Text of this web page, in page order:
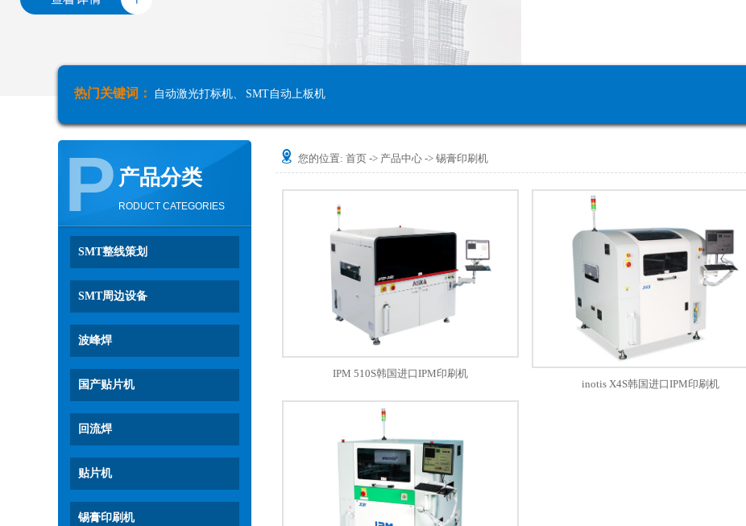
热门关键词： 自动激光打标机、 SMT自动上板机
P 产品分类
RODUCT CATEGORIES
SMT整线策划
SMT周边设备
波峰焊
国产贴片机
回流焊
贴片机
锡膏印刷机
您的位置: 首页 -> 产品中心 -> 锡膏印刷机
IPM 510S韩国进口IPM印刷机
inotis X4S韩国进口IPM印刷机